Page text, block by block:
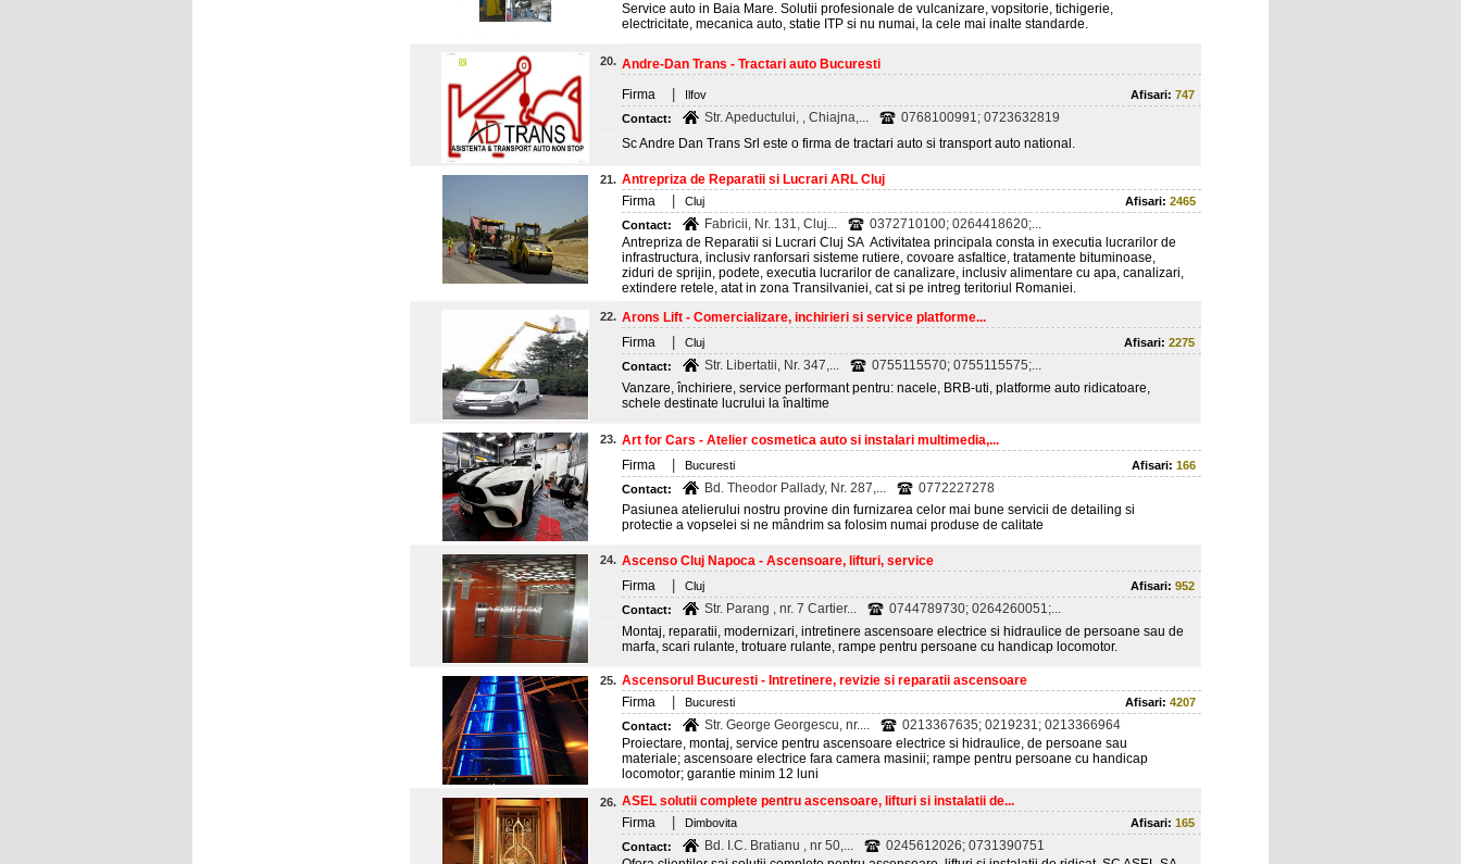
Service auto in Baia Mare. Solutii profesionale de vulcanizare, vopsitorie, tichigerie,
electricitate, mecanica auto, statie ITP si nu numai, la cele mai inalte standarde.
20. Andre-Dan Trans - Tractari auto Bucuresti
Firma
Ilfov Afisari: 747
Contact:
Str. Apeductului, , Chiajna,...
0768100991; 0723632819
Sc Andre Dan Trans Srl este o firma de tractari auto si transport auto national.
21. Antrepriza de Reparatii si Lucrari ARL Cluj
Firma
Cluj Afisari: 2465
Contact:
Fabricii, Nr. 131, Cluj...
0372710100; 0264418620;...
Antrepriza de Reparatii si Lucrari Cluj SA Activitatea principala consta in executia lucrarilor de
infrastructura, inclusiv ranforsari sisteme rutiere, covoare asfaltice, tratamente bituminoase,
ziduri de sprijin, podete, executia lucrarilor de canalizare, inclusiv alimentare cu apa, canalizari,
extindere retele, atat in zona Transilvaniei, cat si pe intreg teritoriul Romaniei.
22. Arons Lift - Comercializare, inchirieri si service platforme...
Firma
Cluj Afisari: 2275
Contact:
Str. Libertatii, Nr. 347,...
0755115570; 0755115575;...
Vanzare, închiriere, service performant pentru: nacele, BRB-uti, platforme auto ridicatoare,
schele destinate lucrului la înaltime
23. Art for Cars - Atelier cosmetica auto si instalari multimedia,...
Firma
Bucuresti Afisari: 166
Contact:
Bd. Theodor Pallady, Nr. 287,...
0772227278
Pasiunea atelierului nostru provine din furnizarea celor mai bune servicii de detailing si
protectie a vopselei si ne mândrim sa folosim numai produse de calitate
24. Ascenso Cluj Napoca - Ascensoare, lifturi, service
Firma
Cluj Afisari: 952
Contact:
Str. Parang , nr. 7 Cartier...
0744789730; 0264260051;...
Montaj, reparatii, modernizari, intretinere ascensoare electrice si hidraulice de persoane sau de
marfa, scari rulante, trotuare rulante, rampe pentru persoane cu handicap locomotor.
25. Ascensorul Bucuresti - Intretinere, revizie si reparatii ascensoare
Firma
Bucuresti Afisari: 4207
Contact:
Str. George Georgescu, nr....
0213367635; 0219231; 0213366964
Proiectare, montaj, service pentru ascensoare electrice si hidraulice, de persoane sau
materiale; ascensoare electrice fara camera masinii; rampe pentru persoane cu handicap
locomotor; garantie minim 12 luni
26. ASEL solutii complete pentru ascensoare, lifturi si instalatii de...
Firma
Dimbovita Afisari: 165
Contact:
Bd. I.C. Bratianu , nr 50,...
0245612026; 0731390751